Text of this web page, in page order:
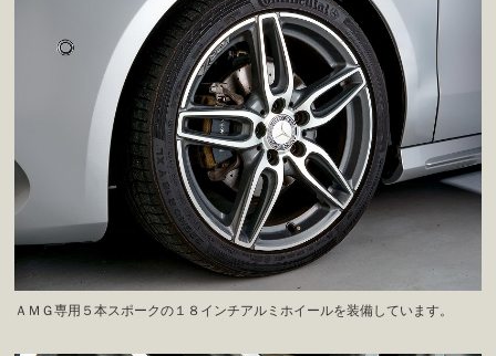
ＡＭＧ専用５本スポークの１８インチアルミホイールを装備しています。